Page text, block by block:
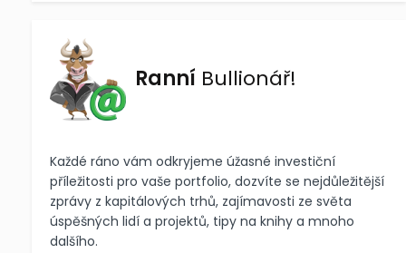
Ranní Bullionář!
Každé ráno vám odkryjeme úžasné investiční
příležitosti pro vaše portfolio, dozvíte se nejdůležitější
zprávy z kapitálových trhů, zajímavosti ze světa
úspěšných lidí a projektů, tipy na knihy a mnoho
dalšího.